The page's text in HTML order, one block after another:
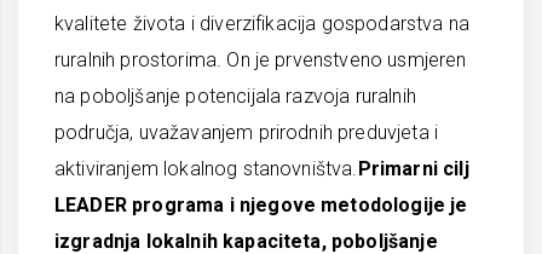
kvalitete života i diverzifikacija gospodarstva na
ruralnih prostorima. On je prvenstveno usmjeren
na poboljšanje potencijala razvoja ruralnih
područja, uvažavanjem prirodnih preduvjeta i
aktiviranjem lokalnog stanovništva.Primarni cilj
LEADER programa i njegove metodologije je
izgradnja lokalnih kapaciteta, poboljšanje